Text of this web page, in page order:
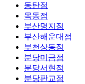
동탄점
목동점
부산명지점
부산해운대점
부천상동점
분당미금점
분당서현점
분당판교점